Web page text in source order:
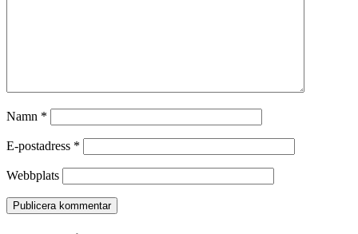
Namn *
E-postadress *
Webbplats